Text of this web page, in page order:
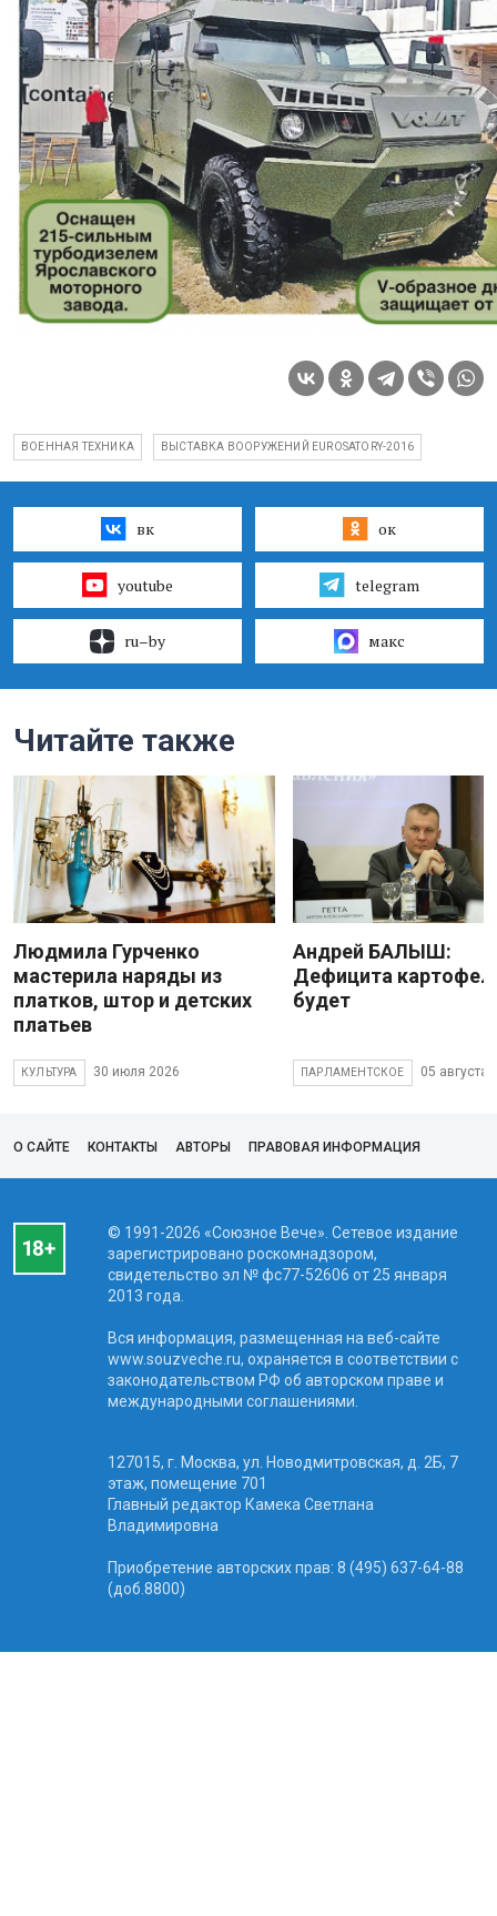
ВОЕННАЯ ТЕХНИКА ВЫСТАВКА ВООРУЖЕНИЙ EUROSATORY-2016
вк ок
youtube telegram
ru–by макс
Читайте также
Людмила Гурченко
мастерила наряды из
платков, штор и детских
платьев
КУЛЬТУРА 30 июля 2026
Андрей БАЛЫШ:
Дефицита
будет
ПАРЛАМЕНТСКОЕ 05 августа
О САЙТЕ КОНТАКТЫ АВТОРЫ ПРАВОВАЯ ИНФОРМАЦИЯ
© 1991-2026 «Союзное Вече». Сетевое издание
зарегистрировано роскомнадзором,
свидетельство эл № фc77-52606 от 25 января
2013 года.
Вся информация, размещенная на веб-сайте
www.souzveche.ru, охраняется в соответствии с
законодательством РФ об авторском праве и
международными соглашениями.
127015, г. Москва, ул. Новодмитровская, д. 2Б, 7
этаж, помещение 701
Главный редактор Камека Светлана
Владимировна
Приобретение авторских прав: 8 (495) 637-64-88
(доб.8800)